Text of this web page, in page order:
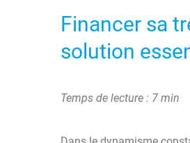
Financer sa
solution
Temps de lecture : 7 min